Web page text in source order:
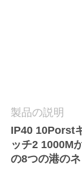
し
な
製品の説明
IP40 10Porst
ッチ2 1000M
の8つの港の